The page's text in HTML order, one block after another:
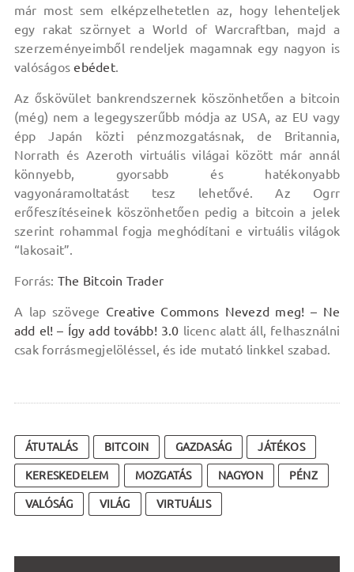
már most sem elképzelhetetlen az, hogy lehenteljek
egy rakat szörnyet a World of Warcraftban, majd a
szerzeményeimből rendeljek magamnak egy nagyon is
valóságosebédet.
Az őskövület bankrendszernek köszönhetően a bitcoin
(még) nem a legegyszerűbb módja az USA, az EU vagy
épp Japán közti pénzmozgatásnak, de Britannia,
Norrath és Azeroth virtuális világai között már annál
könnyebb, gyorsabb és hatékonyabb
vagyonáramoltatást tesz lehetővé. Az Ogrr
erőfeszítéseinek köszönhetően pedig a bitcoin a jelek
szerint rohammal fogja meghódítani e virtuális világok
“lakosait”.
Forrás: The Bitcoin Trader
A lap szövege Creative Commons Nevezd meg! – Ne
add el! – Így add tovább! 3.0 licenc alatt áll, felhasználni
csak forrásmegjelöléssel, és ide mutató linkkel szabad.
ÁTUTALÁS BITCOIN GAZDASÁG JÁTÉKOS
KERESKEDELEM MOZGATÁS NAGYON PÉNZ
VALÓSÁG VILÁG VIRTUÁLIS